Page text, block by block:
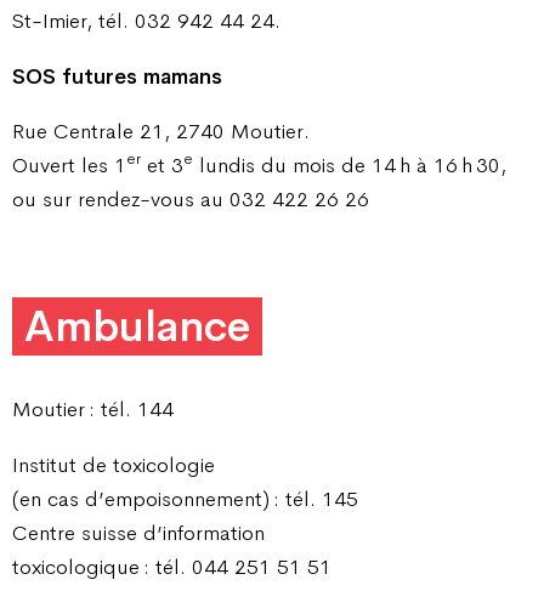
St-Imier, tél. 032 942 44 24.
SOS futures mamans
Rue Centrale 21, 2740 Moutier.
Ouvert les 1 er et 3e lundis du mois de 14h à 16 h 30,
ou sur rendez-vous au 032 422 26 26
Ambulance
Moutier : tél. 144
Institut de toxicologie
(en cas d’empoisonnement) : tél. 145
Centre suisse d’information
toxicologique : tél. 044 251 51 51